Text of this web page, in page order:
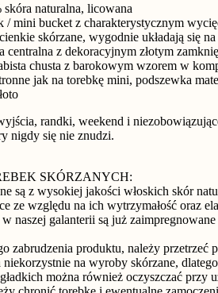
skóra naturalna, licowana
/ mini bucket z charakterystycznym
skórzane, wygodnie układają się
centralna z dekoracyjnym złotym
chusta z barokowym wzorem w
jak na torebkę mini, podszewka
randki, weekend i
nigdy się nie znudzi.
SKÓRZANYCH:
są z wysokiej jakości włoskich skór
ze względu na ich wytrzymałość oraz
naszej galanterii są już
zabrudzenia produktu, należy przetrzeć
na wyroby skórzane,
można również oczyszczać